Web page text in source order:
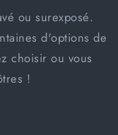
ou surexposé.
d'options de
choisir ou vous
!